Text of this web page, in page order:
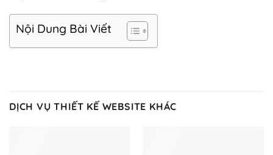
Nội Dung Bài Viết
DỊCH VỤ THIẾT KẾ WEBSITE KHÁC